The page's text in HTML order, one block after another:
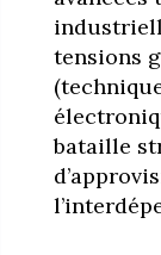
tensions
bataille